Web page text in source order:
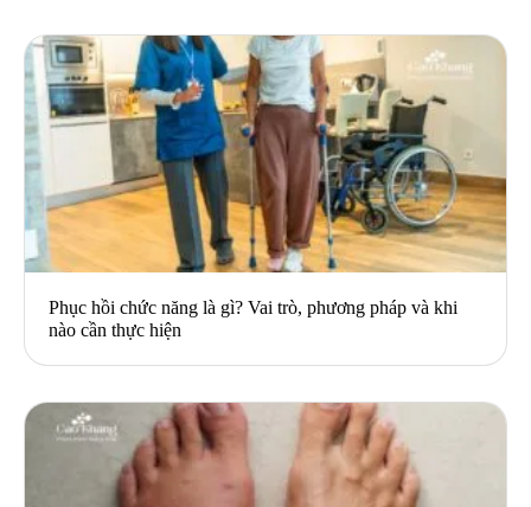
Phục hồi chức năng là gì? Vai trò, phương pháp và khi
nào cần thực hiện